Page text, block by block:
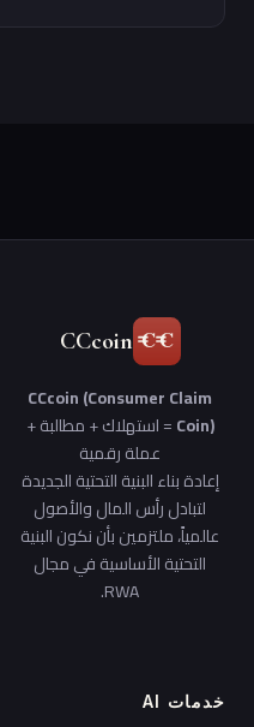
CCcoin
CCcoin (Consumer Claim
Coin)= استهلاك + مطالبة +
عملة رقمية
إعادة بناء البنية التحتية الجديدة
لتبادل رأس المال والأصول
عالمياً، ملتزمين بأن نكون البنية
التحتية الأساسية في مجال
RWA.
خدمات AI